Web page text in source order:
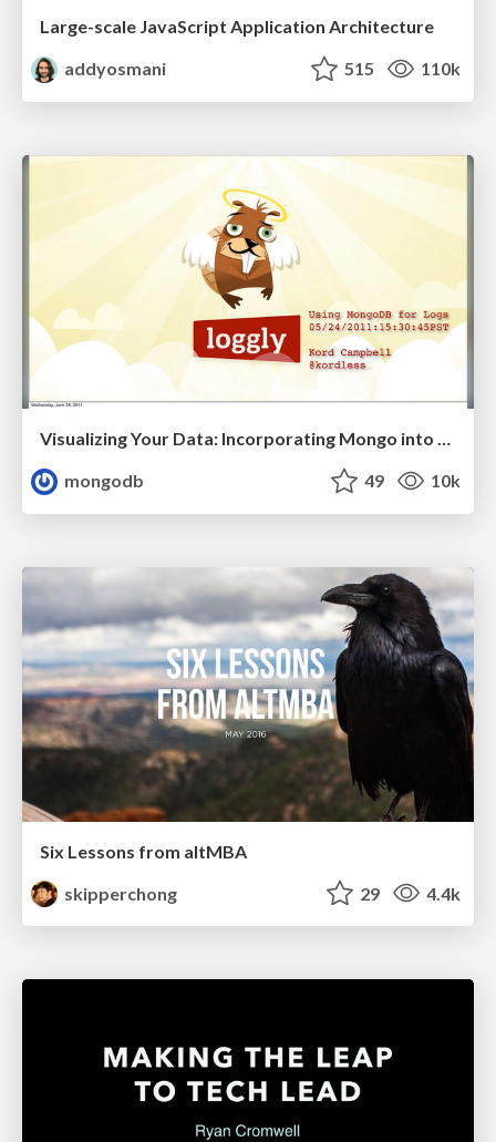
Large-scale JavaScript Application Architecture
addyosmani
515 110k
Visualizing Your Data: Incorporating Mongo into Loggly Infrastructure
mongodb
49 10k
Six Lessons from altMBA
skipperchong
29 4.4k